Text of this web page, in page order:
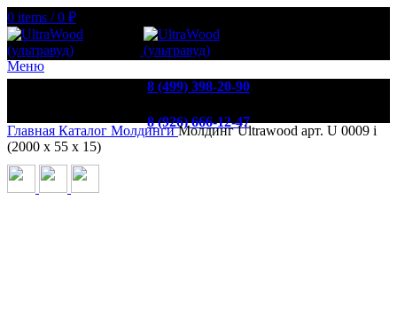
0 items / 0 ₽
Меню
8 (499) 398-20-90
8 (926) 666-12-47
Главная Каталог МолдингиМолдинг Ultrawood арт. U 0009 i
(2000 х 55 х 15)